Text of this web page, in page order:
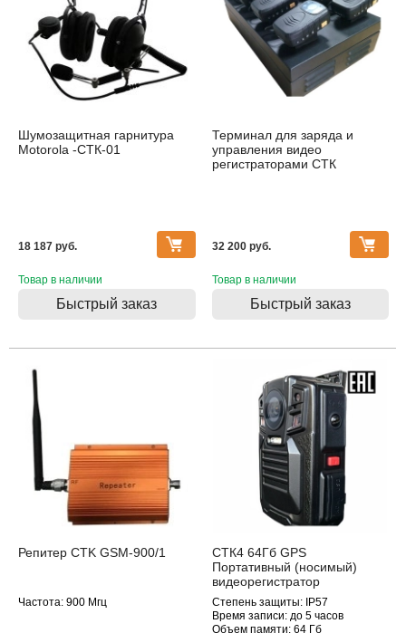
Шумозащитная гарнитура
Motorola -СТК-01
18 187 pуб.
Товар в наличии
Быстрый заказ
Терминал для заряда и
управления видео
регистраторами СТК
32 200 pуб.
Товар в наличии
Быстрый заказ
Репитер CTK GSM-900/1
Частота: 900 Мгц
СТК4 64Гб GPS
Портативный (носимый)
видеорегистратор
Степень защиты: IP57
Время записи: до 5 часов
Объем памяти: 64 Гб